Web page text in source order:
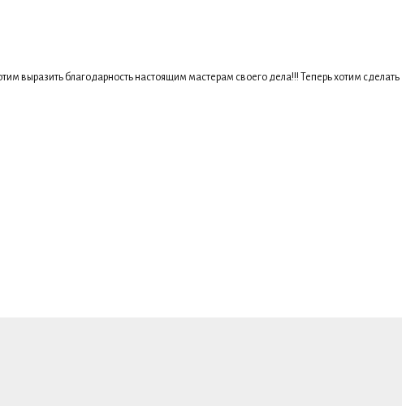
выразить благодарность настоящим мастерам своего дела!!! Теперь хотим сделать